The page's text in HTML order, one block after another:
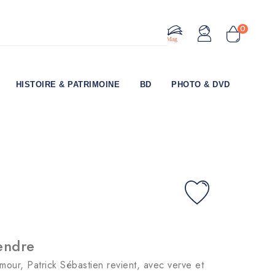
0
Le Mag
HISTOIRE & PATRIMOINE BD PHOTO & DVD
Patrick Sébastien revient, avec verve et